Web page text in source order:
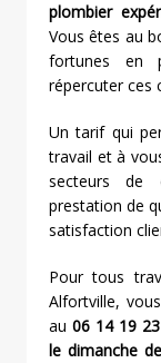
plombier
Vous êtes au
fortunes en
répercuter ces
Un tarif qui
travail et à
secteurs de
prestation de
satisfaction
Pour tous
Alfortville,
au 06 14 19
le dimanche